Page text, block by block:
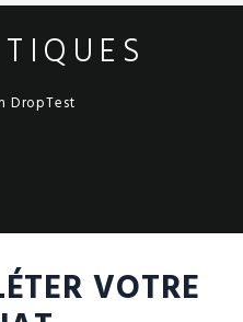
DropTest
VOTRE